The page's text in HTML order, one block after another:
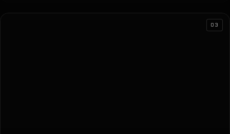
GRAD ZAGREB · 2018
03